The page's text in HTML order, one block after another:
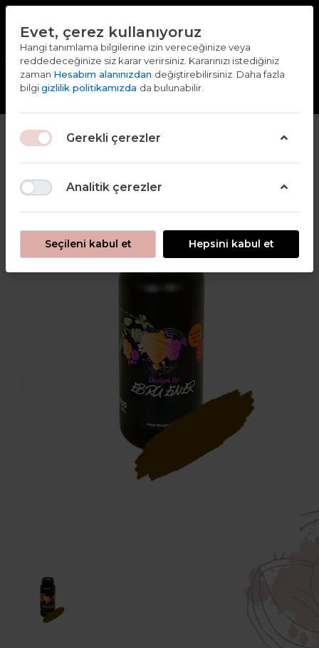
Giriş yap Kaydol
Evet, çerez kullanıyoruz
Hangi tanımlama bilgilerine izin vereceğinize veya
reddedeceğinize siz karar verirsiniz. Kararınızı istediğiniz
zaman Hesabım alanınızdan değiştirebilirsiniz. Daha fazla
bilgigizlilik politikamızda da bulunabilir.
Gerekli çerezler
Analitik çerezler
Seçileni kabul et Hepsini kabul et